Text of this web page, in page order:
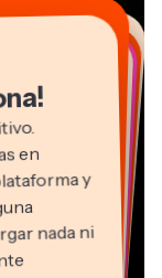
en
y
nada ni